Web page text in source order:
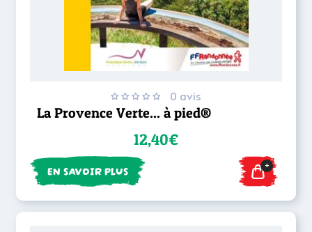
0 avis
La Provence Verte... à pied®
12,40€
EN SAVOIR PLUS +